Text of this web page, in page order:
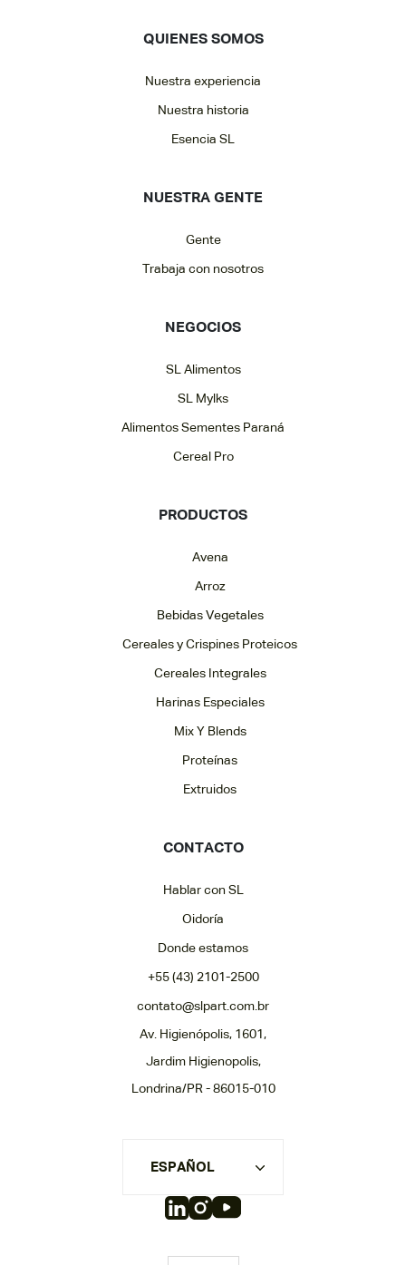
QUIENES SOMOS
Nuestra experiencia
Nuestra historia
Esencia SL
NUESTRA GENTE
Gente
Trabaja con nosotros
NEGOCIOS
SL Alimentos
SL Mylks
Alimentos Sementes Paraná
Cereal Pro
PRODUCTOS
Avena
Arroz
Bebidas Vegetales
Cereales y Crispines Proteicos
Cereales Integrales
Harinas Especiales
Mix Y Blends
Proteínas
Extruidos
CONTACTO
Hablar con SL
Oidoría
Donde estamos
+55 (43) 2101-2500
contato@slpart.com.br
Av. Higienópolis, 1601,
Jardim Higienopolis,
Londrina/PR - 86015-010
ESPAÑOL